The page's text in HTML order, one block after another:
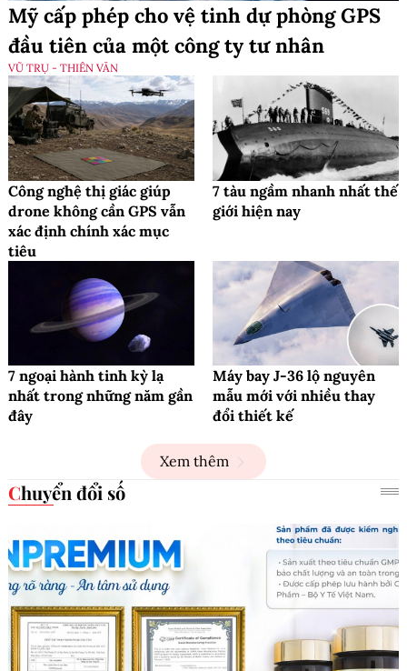
Mỹ cấp phép cho vệ tinh dự phòng GPS
đầu tiên của một công ty tư nhân
VŨ TRỤ - THIÊN VĂN
Công nghệ thị giác giúp
drone không cần GPS vẫn
xác định chính xác mục
tiêu
7 tàu ngầm nhanh nhất thế
giới hiện nay
7 ngoại hành tinh kỳ lạ
nhất trong những năm gần
đây
Máy bay J-36 lộ nguyên
mẫu mới với nhiều thay
đổi thiết kế
Xem thêm
Chuyển đổi số